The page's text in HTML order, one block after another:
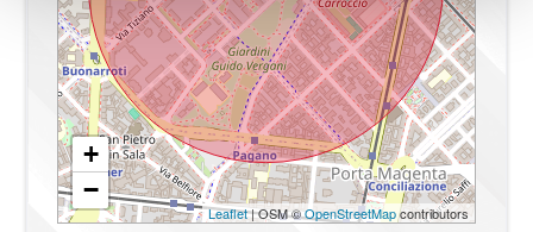
+
−
Leaflet| OSM ©OpenStreetMapcontributors